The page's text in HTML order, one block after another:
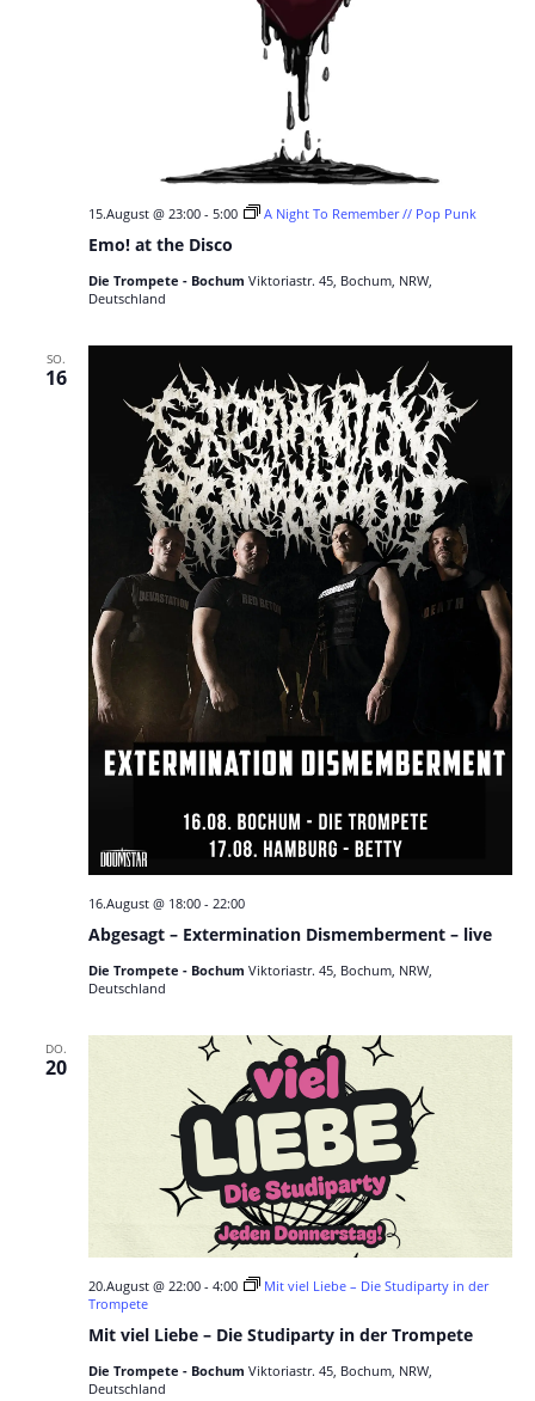
Emo! at the Disco
15.August @ 23:00- 5:00 A Night To Remember // Pop Punk
Die Trompete - Bochum Viktoriastr. 45, Bochum, NRW,
Deutschland
SO.
16
Abgesagt – Extermination Dismemberment – live
16.August @ 18:00- 22:00
Die Trompete - Bochum Viktoriastr. 45, Bochum, NRW,
Deutschland
DO.
20
Mit viel Liebe – Die Studiparty in der Trompete
20.August @ 22:00- 4:00
Mit viel Liebe – Die Studiparty in der
Trompete
Die Trompete - Bochum Viktoriastr. 45, Bochum, NRW,
Deutschland